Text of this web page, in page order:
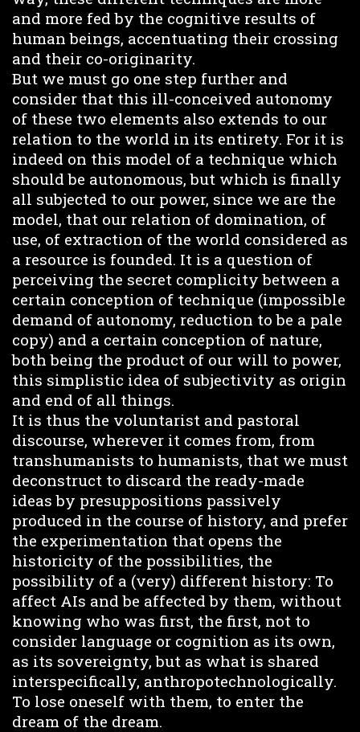
and more fed by the cognitive results of
human beings, accentuating their crossing
and their co-originarity.
But we must go one step further and
consider that this ill-conceived autonomy
of these two elements also extends to our
relation to the world in its entirety. For it is
indeed on this model of a technique which
should be autonomous, but which is finally
all subjected to our power, since we are the
model, that our relation of domination, of
use, of extraction of the world considered as
a resource is founded. It is a question of
perceiving the secret complicity between a
certain conception of technique (impossible
demand of autonomy, reduction to be a pale
copy) and a certain conception of nature,
both being the product of our will to power,
this simplistic idea of subjectivity as origin
and end of all things.
It is thus the voluntarist and pastoral
discourse, wherever it comes from, from
transhumanists to humanists, that we must
deconstruct to discard the ready-made
ideas by presuppositions passively
produced in the course of history, and prefer
the experimentation that opens the
historicity of the possibilities, the
possibility of a (very) different history: To
affect AIs and be affected by them, without
knowing who was first, the first, not to
consider language or cognition as its own,
as its sovereignty, but as what is shared
interspecifically, anthropotechnologically.
To lose oneself with them, to enter the
dream of the dream.